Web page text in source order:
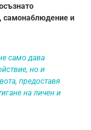
самонаблюдение и
само дава
но и
предоставя
на личен и